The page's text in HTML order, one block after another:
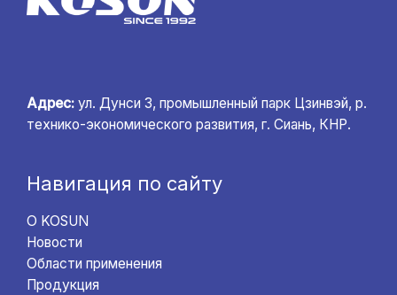
Адрес: ул. Дунси 3, промышленный парк Цзинвэй, р.
технико-экономического развития, г. Сиань, КНР.
Навигация по сайту
О KOSUN
Новости
Области применения
Продукция